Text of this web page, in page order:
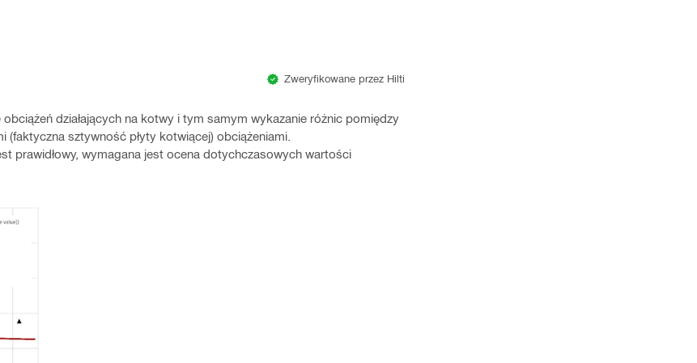
Zweryfikowane przez Hilti
działających na kotwy i tym samym wykazanie różnic pomiędzy
sztywność płyty kotwiącej) obciążeniami.
prawidłowy, wymagana jest ocena dotychczasowych wartości